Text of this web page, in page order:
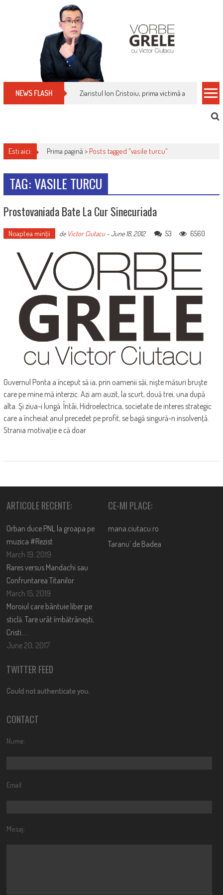
NEWS FLASH Ziaristul Ion Cristoiu, prima victimă a noi
Esti aici: Prima pagină > Posts tagged "vasile turcu"
TAG: VASILE TURCU
Prostovaniada Bate La Cur Sinecuriada
Noaptea minţii de Victor Ciutacu-June 18, 2012 53 6560
Guvernul Ponta a început să ia, prin oamenii săi, nişte măsuri bruşte
care pe mine mă interzic. Azi am auzit, la scurt, două trei, una după
alta. Şi ziua-i lungă. Întâi, Hidroelectrica, societate de interes strategic
care a încheiat anul precedet pe profit, se bagă singură-n insolvenţă.
Strania motivaţie e că doar
ARTICOLE RECENTE:
Orban duce PNL la groapa pe
muzica #Rezist
March 19, 2019
Rares versus Mandachi sau
Confruntarea Titanilor
March 15, 2019
Moroiul care bântuie liber pe
sticlă. Tare urât îmbătrânești,
Cristi….
June 20, 2017
CE-MI PLACE:
mana.ciutacu.ro
Taranu’ de Badea
TWITTER FEED
Could not authenticate you.
CONTACT
Nume:
Email:
Mesaj: